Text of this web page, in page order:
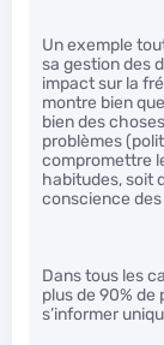
Un exemple
sa gestion des
impact sur la
montre bien
bien des
problèmes
compromettre
habitudes, soit
conscience
Dans tous les
plus de 90%
s’informer